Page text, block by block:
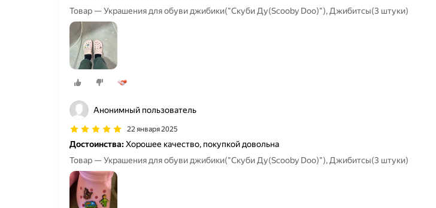
Товар — Украшения для обуви джибики("Скуби Ду(Scooby Doo)"), Джибитсы(3 штуки)
Анонимный пользователь
22 января 2025
Достоинства:Хорошее качество, покупкой довольна
Товар — Украшения для обуви джибики("Скуби Ду(Scooby Doo)"), Джибитсы(3 штуки)